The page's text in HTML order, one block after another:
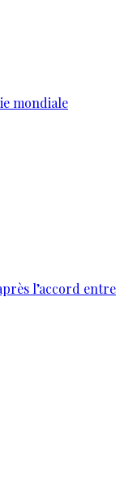
mondiale
l’accord entre